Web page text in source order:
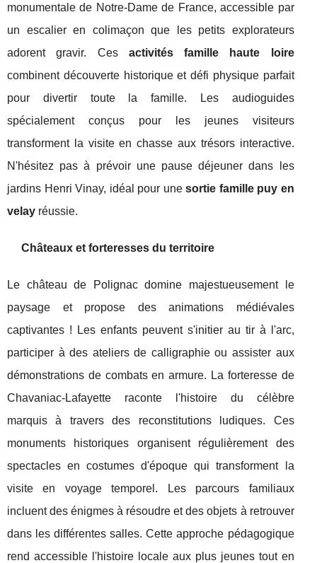
monumentale de Notre-Dame de France, accessible par
un escalier en colimaçon que les petits explorateurs
adorent gravir. Ces activités famille haute loire
combinent découverte historique et défi physique parfait
pour divertir toute la famille. Les audioguides
spécialement conçus pour les jeunes visiteurs
transforment la visite en chasse aux trésors interactive.
N'hésitez pas à prévoir une pause déjeuner dans les
jardins Henri Vinay, idéal pour unesortie famille puy en
velay réussie.
Châteaux et forteresses du territoire
Le château de Polignac domine majestueusement le
paysage et propose des animations médiévales
captivantes ! Les enfants peuvent s'initier au tir à l'arc,
participer à des ateliers de calligraphie ou assister aux
démonstrations de combats en armure. La forteresse de
Chavaniac-Lafayette raconte l'histoire du célèbre
marquis à travers des reconstitutions ludiques. Ces
monuments historiques organisent régulièrement des
spectacles en costumes d'époque qui transforment la
visite en voyage temporel. Les parcours familiaux
incluent des énigmes à résoudre et des objets à retrouver
dans les différentes salles. Cette approche pédagogique
rend accessible l'histoire locale aux plus jeunes tout en